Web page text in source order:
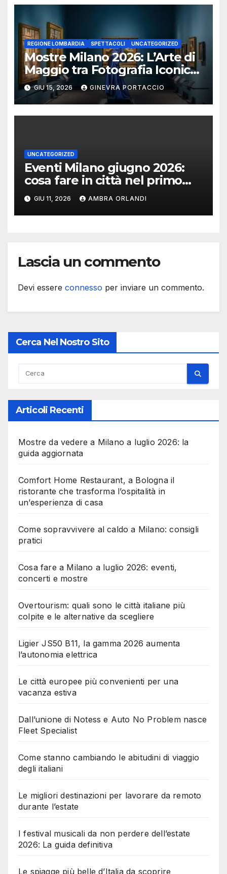
REGIONE LOMBARDIA SPETTACOLI UNCATEGORIZED
Mostre Milano 2026: L’Arte di
Maggio tra Fotografia Iconica
e Installazioni Immersive
GIU 15, 2026 GINEVRA PORTACCIO
UNCATEGORIZED
Eventi Milano giugno 2026:
cosa fare in città nel primo
mese d’estate
GIU 11, 2026 AMBRA ORLANDI
Lascia un commento
Devi essere connesso per inviare un commento.
Cerca Nel Nostro Sito
Articoli Recenti
Mostre da vedere a Milano a luglio 2026: la
guida aggiornata
Comfort Home Restaurant, a Bologna il
ristorante che trasforma l’ospitalità in
un’esperienza di casa
Come sopravvivere al caldo a Milano: consigli
pratici
Cosa fare a Milano a luglio 2026: eventi,
concerti e mostre
Overtourism: quali sono le città italiane più
colpite e le alternative da scegliere
Ligier JS50 B11, la gamma 2026 aumenta
l’autonomia elettrica
Le città europee più convenienti per una
vacanza estiva
Dall’unione di Notess e Auto No Problem nasce
Fleet Specialist
Come stanno cambiando le abitudini di viaggio
degli italiani
Le migliori destinazioni per lavorare da remoto
durante l’estate
I festival musicali da non perdere dell’estate
2026: La guida definitiva
Le spiagge più belle d’Italia da scoprire